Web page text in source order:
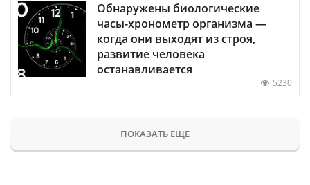
Обнаружены биологические
часы-хронометр организма —
когда они выходят из строя,
развитие человека
останавливается
5230
ПОКАЗАТЬ ЕЩЕ